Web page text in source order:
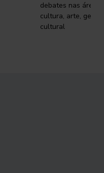
debates nas áreas
cultura, arte,
cultural